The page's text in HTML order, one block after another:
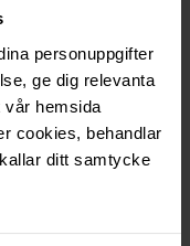
personuppgifter
ge dig relevanta
vår hemsida
cookies, behandlar
ditt samtycke